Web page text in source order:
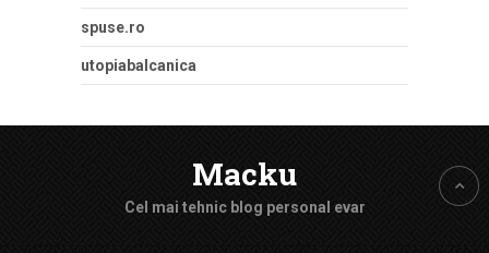
spuse.ro
utopiabalcanica
Macku
Cel mai tehnic blog personal evar